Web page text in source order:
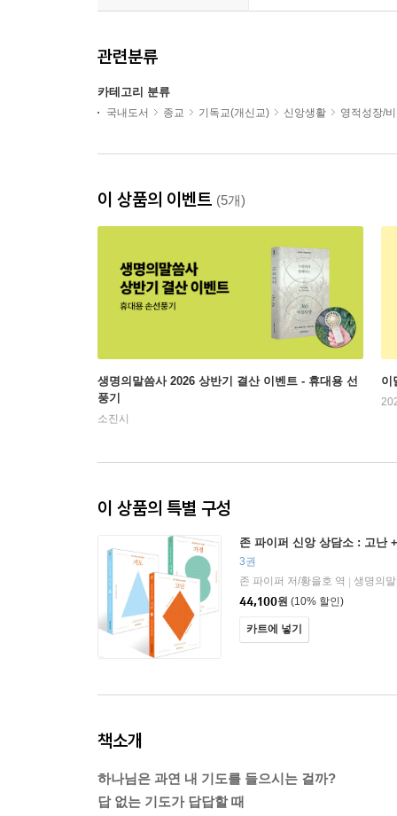
관련분류
카테고리 분류
국내도서 종교 기독교(개신교) 신앙생활 영적성장/
이 상품의 이벤트 (5개)
생명의말씀사 2026 상반기 결산 이벤트 - 휴대용 선
풍기
소진시
이
이 상품의 특별 구성
존 파이퍼 신앙 상담소 : 고난
3권
존 파이퍼 저/황을호 역
생명의
44,100원 (10% 할인)
카트에 넣기
책소개
하나님은 과연 내 기도를 들으시는 걸까?
답 없는 기도가 답답할 때